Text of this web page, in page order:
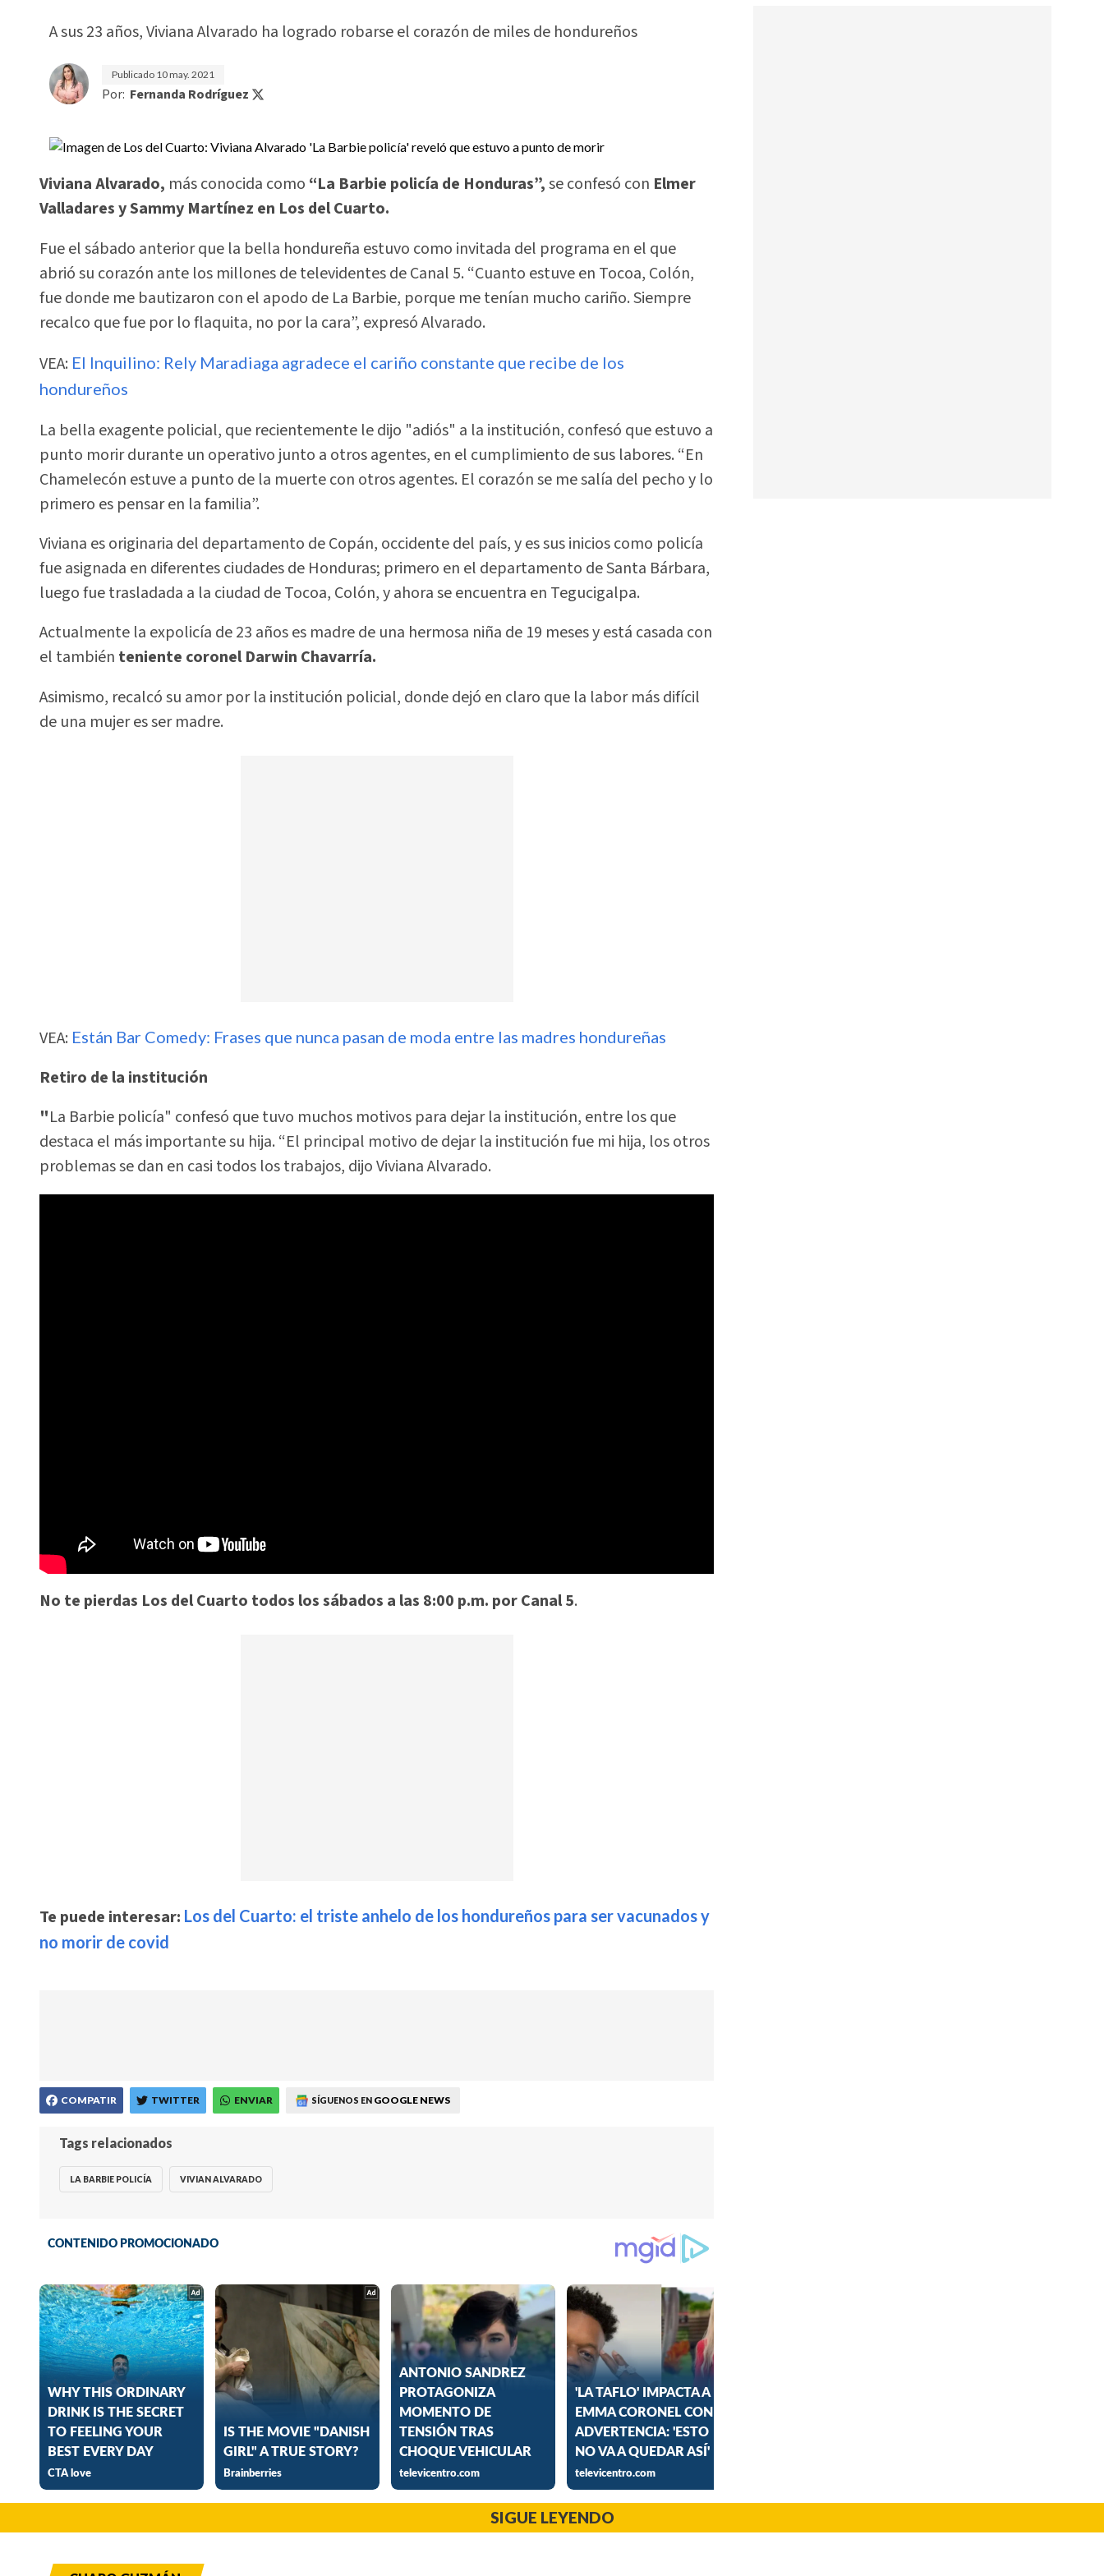
A sus 23 años, Viviana Alvarado ha logrado robarse el corazón de miles de hondureños
Publicado 10 may. 2021
Por: Fernanda Rodríguez
Viviana Alvarado, más conocida como “La Barbie policía de Honduras”,se confesó con Elmer
Valladares y Sammy Martínez en Los del Cuarto.
Fue el sábado anterior que la bella hondureña estuvo como invitada del programa en el que
abrió su corazón ante los millones de televidentes de Canal 5. “Cuanto estuve en Tocoa, Colón,
fue donde me bautizaron con el apodo de La Barbie, porque me tenían mucho cariño. Siempre
recalco que fue por lo flaquita, no por la cara”, expresó Alvarado.
VEA: El Inquilino: Rely Maradiaga agradece el cariño constante que recibe de los
hondureños
La bella exagente policial, que recientemente le dijo "adiós" a la institución, confesó que estuvo a
punto morir durante un operativo junto a otros agentes, en el cumplimiento de sus labores. “En
Chamelecón estuve a punto de la muerte con otros agentes. El corazón se me salía del pecho y lo
primero es pensar en la familia”.
Viviana es originaria del departamento de Copán, occidente del país, y es sus inicios como policía
fue asignada en diferentes ciudades de Honduras; primero en el departamento de Santa Bárbara,
luego fue trasladada a la ciudad de Tocoa, Colón, y ahora se encuentra en Tegucigalpa.
Actualmente la expolicía de 23 años es madre de una hermosa niña de 19 meses y está casada con
el también teniente coronel Darwin Chavarría.
Asimismo, recalcó su amor por la institución policial, donde dejó en claro que la labor más difícil
de una mujer es ser madre.
VEA: Están Bar Comedy: Frases que nunca pasan de moda entre las madres hondureñas
Retiro de la institución
"La Barbie policía" confesó que tuvo muchos motivos para dejar la institución, entre los que
destaca el más importante su hija. “El principal motivo de dejar la institución fue mi hija, los otros
problemas se dan en casi todos los trabajos, dijo Viviana Alvarado.
No te pierdas Los del Cuarto todos los sábados a las 8:00 p.m. por Canal 5.
Te puede interesar: Los del Cuarto: el triste anhelo de los hondureños para ser vacunados y
no morir de covid
COMPATIR TWITTER ENVIAR SÍGUENOS EN GOOGLE NEWS
Tags relacionados
LA BARBIE POLICÍA VIVIAN ALVARADO
SIGUE LEYENDO